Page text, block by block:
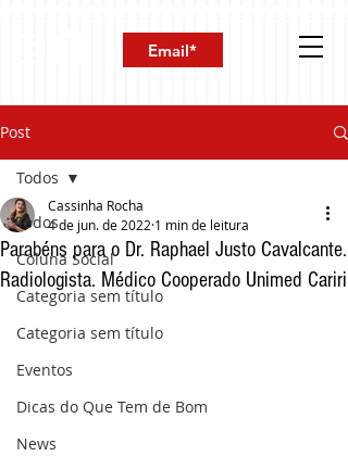
Post
Todos
Coluna Social
Categoria sem título
Categoria sem título
Eventos
Dicas do Que Tem de Bom
News
Todos
Parabéns para o Dr. Raphael Justo Cavalcante.
Radiologista. Médico Cooperado Unimed Cariri
Cassinha Rocha
4 de jun. de 2022 1 min de leitura